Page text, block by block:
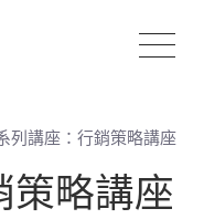
列講座：行銷策略講座
策略講座